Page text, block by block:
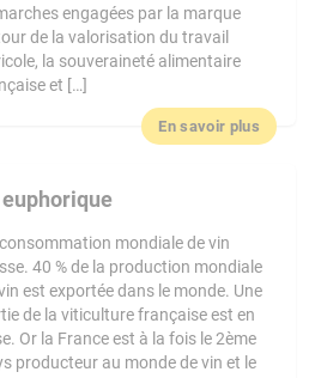
engagées par la marque
de la valorisation du travail
la souveraineté alimentaire
et […]
En savoir plus
mondiale de vin
40 % de la production mondiale
est exportée dans le monde. Une
de la viticulture française est en
Or la France est à la fois le 2ème
producteur au monde de vin et le